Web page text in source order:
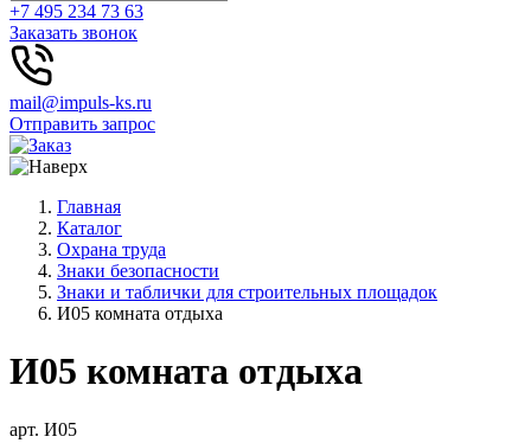
+7 495 234 73 63
Заказать звонок
mail@impuls-ks.ru
Отправить запрос
Главная
Каталог
Охрана труда
Знаки безопасности
Знаки и таблички для строительных площадок
И05 комната отдыха
И05 комната отдыха
арт. И05